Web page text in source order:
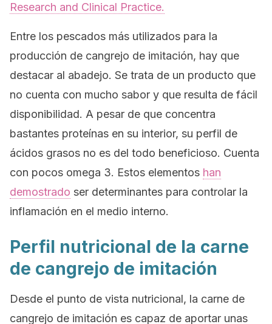
Research and Clinical Practice.
Entre los pescados más utilizados para la
producción de cangrejo de imitación, hay que
destacar al abadejo. Se trata de un producto que
no cuenta con mucho sabor y que resulta de fácil
disponibilidad. A pesar de que concentra
bastantes proteínas en su interior, su perfil de
ácidos grasos no es del todo beneficioso. Cuenta
con pocos omega 3. Estos elementos han
demostrado ser determinantes para controlar la
inflamación en el medio interno.
Perfil nutricional de la carne
de cangrejo de imitación
Desde el punto de vista nutricional, la carne de
cangrejo de imitación es capaz de aportar unas